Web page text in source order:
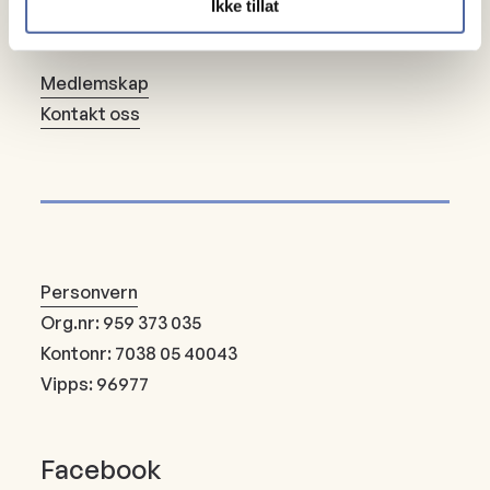
Ikke tillat
Om oss
Medlemskap
Kontakt oss
Personvern
Org.nr: 959 373 035
Kontonr: 7038 05 40043
Vipps: 96977
Facebook